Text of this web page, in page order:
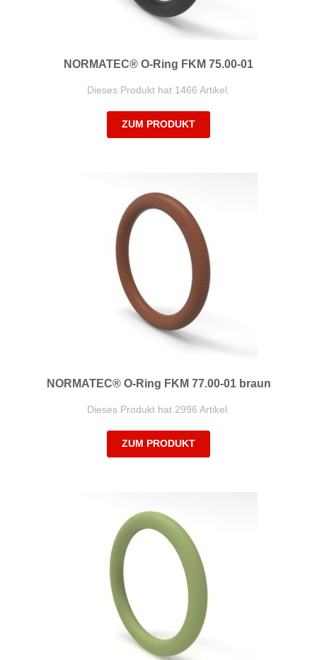
NORMATEC® O-Ring FKM 75.00-01
Dieses Produkt hat 1466 Artikel.
ZUM PRODUKT
NORMATEC® O-Ring FKM 77.00-01 braun
Dieses Produkt hat 2996 Artikel.
ZUM PRODUKT